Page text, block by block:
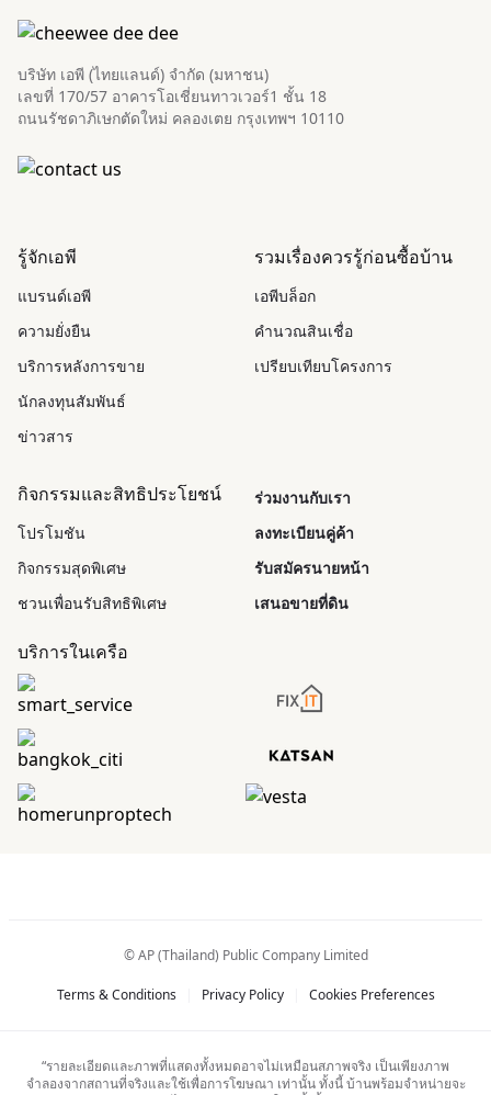
บริษัท เอพี (ไทยแลนด์) จำกัด (มหาชน)
เลขที่ 170/57 อาคารโอเชี่ยนทาวเวอร์1 ชั้น 18
ถนนรัชดาภิเษกตัดใหม่ คลองเตย กรุงเทพฯ 10110
รู้จักเอพี
แบรนด์เอพี
ความยั่งยืน
บริการหลังการขาย
นักลงทุนสัมพันธ์
ข่าวสาร
รวมเรื่องควรรู้ก่อนซื้อบ้าน
เอพีบล็อก
คำนวณสินเชื่อ
เปรียบเทียบโครงการ
กิจกรรมและสิทธิประโยชน์
โปรโมชัน
กิจกรรมสุดพิเศษ
ชวนเพื่อนรับสิทธิพิเศษ
ร่วมงานกับเรา
ลงทะเบียนคู่ค้า
รับสมัครนายหน้า
เสนอขายที่ดิน
บริการในเครือ
© AP (Thailand) Public Company Limited
Terms & Conditions Privacy Policy Cookies Preferences
“รายละเอียดและภาพที่แสดงทั้งหมดอาจไม่เหมือนสภาพจริง เป็นเพียงภาพ
จำลองจากสถานที่จริงและใช้เพื่อการโฆษณา เท่านั้น ทั้งนี้ บ้านพร้อมจำหน่ายจะ